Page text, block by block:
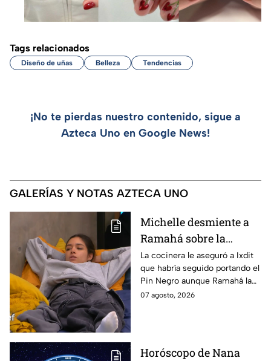
Tags relacionados
Diseño de uñas Belleza Tendencias
¡No te pierdas nuestro contenido, sigue a
Azteca Uno en Google News!
GALERÍAS Y NOTAS AZTECA UNO
Michelle desmiente a
Ramahá sobre la
designación del Pin
Negro a un integrante
de las "Divas" en
MasterChef 24/7
La cocinera le aseguró a Ixdit
que habría seguido portando el
Pin Negro aunque Ramahá la
hubiera subido al balcón
07 agosto, 2026
Horóscopo de Nana